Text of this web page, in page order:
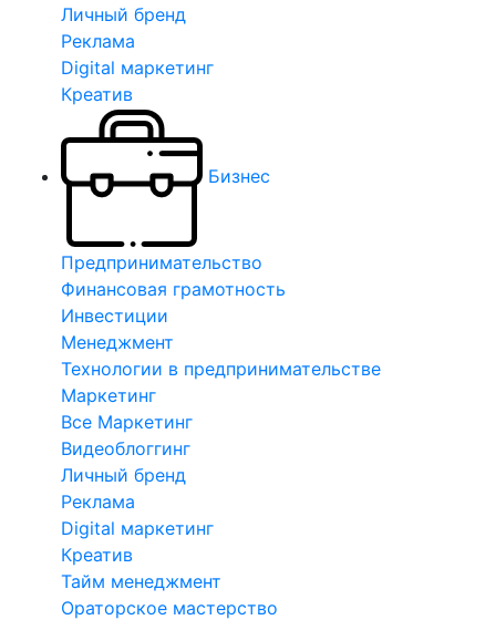
Личный бренд
Реклама
Digital маркетинг
Креатив
Бизнес
Предпринимательство
Финансовая грамотность
Инвестиции
Менеджмент
Технологии в предпринимательстве
Маркетинг
Все Маркетинг
Видеоблоггинг
Личный бренд
Реклама
Digital маркетинг
Креатив
Тайм менеджмент
Ораторское мастерство